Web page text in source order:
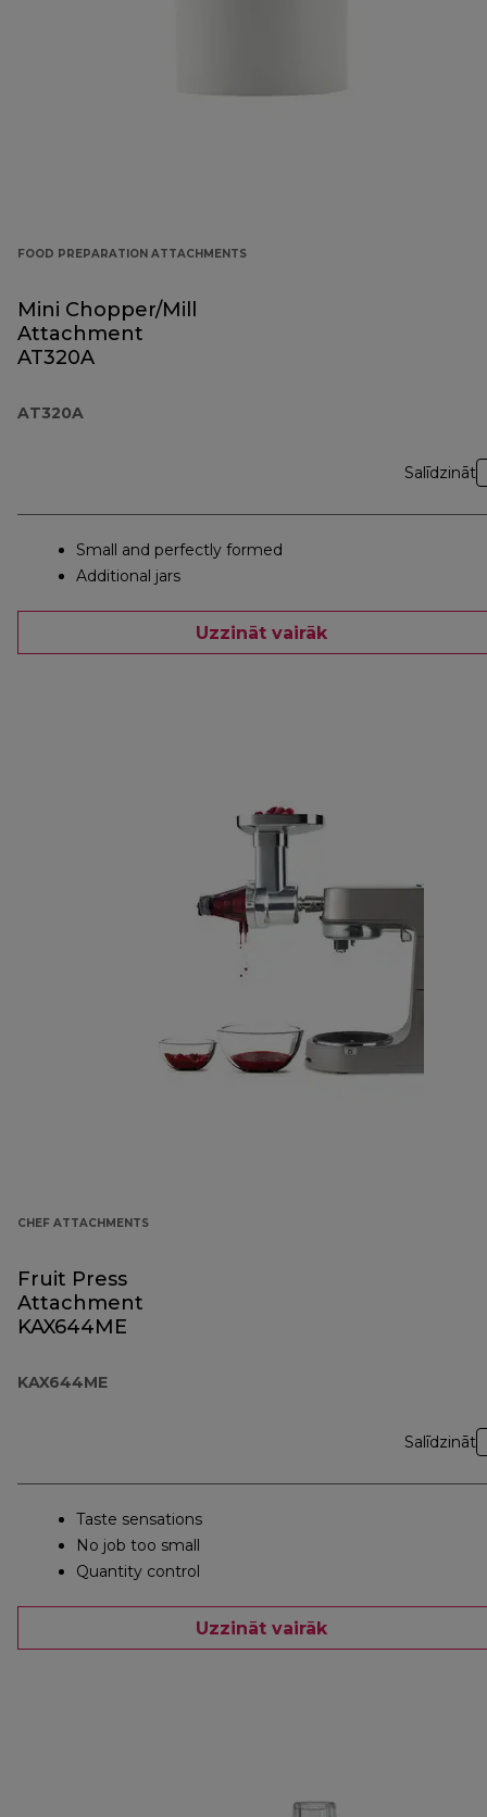
FOOD PREPARATION ATTACHMENTS
Mini Chopper/Mill
Attachment
AT320A
AT320A
Salīdzināt
Small and perfectly formed
Additional jars
Uzzināt vairāk
CHEF ATTACHMENTS
Fruit Press
Attachment
KAX644ME
KAX644ME
Salīdzināt
Taste sensations
No job too small
Quantity control
Uzzināt vairāk